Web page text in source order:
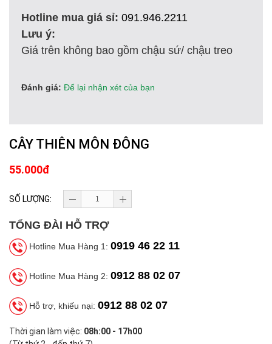
Hotline mua giá sỉ: 091.946.2211
Lưu ý:
Giá trên không bao gồm chậu sứ/ chậu treo
Đánh giá: Để lại nhận xét của bạn
CÂY THIÊN MÔN ĐÔNG
55.000đ
SỐ LƯỢNG:
TỔNG ĐÀI HỖ TRỢ
Hotline Mua Hàng 1: 0919 46 22 11
Hotline Mua Hàng 2: 0912 88 02 07
Hỗ trợ, khiếu nại: 0912 88 02 07
Thời gian làm việc: 08h:00 - 17h00